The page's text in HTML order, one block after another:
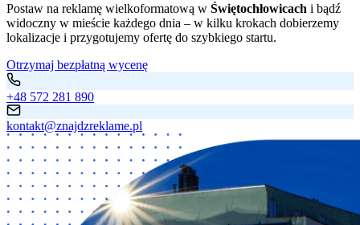
Postaw na reklamę wielkoformatową w Świętochłowicach i bądź
widoczny w mieście każdego dnia – w kilku krokach dobierzemy
lokalizacje i przygotujemy ofertę do szybkiego startu.
Otrzymaj bezpłatną wycenę
+48 572 281 890
kontakt@znajdzreklame.pl